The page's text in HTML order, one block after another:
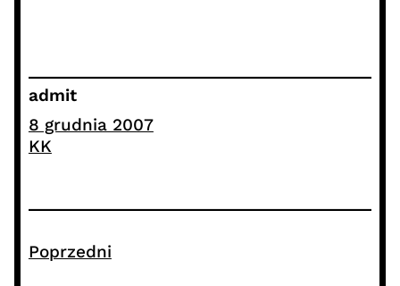
admit
8 grudnia 2007
KK
Poprzedni